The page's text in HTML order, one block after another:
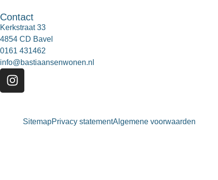
Contact
Kerkstraat 33
4854 CD Bavel
0161 431462
info@bastiaansenwonen.nl
SitemapPrivacy statementAlgemene voorwaarden